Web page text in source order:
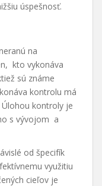
úspešnosť.
na
kto vykonáva
sú známe
kontrolu má
kontroly je
s vývojom a
od špecifík
využitiu
cieľov je